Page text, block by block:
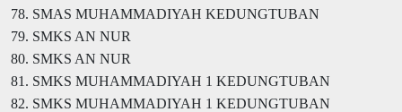
78. SMAS MUHAMMADIYAH KEDUNGTUBAN
79. SMKS AN NUR
80. SMKS AN NUR
81. SMKS MUHAMMADIYAH 1 KEDUNGTUBAN
82. SMKS MUHAMMADIYAH 1 KEDUNGTUBAN